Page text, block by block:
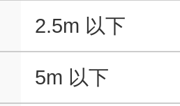
2.5m 以下
5m 以下